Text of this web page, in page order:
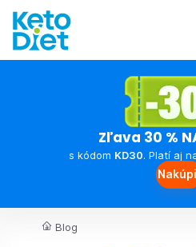
Zľava 30 %
s kódom KD30. Platí aj
Blog